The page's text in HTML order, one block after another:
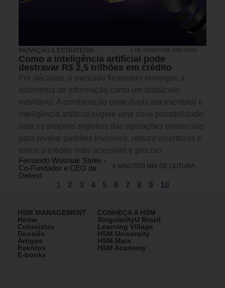
INOVAÇÃO & ESTRATÉGIA 2 DE AGOSTO DE 2026 08H00
Como a inteligência artificial pode
destravar R$ 2,5 trilhões em crédito
Por décadas, o mercado financeiro enxergou a
assimetria de informação como um obstáculo
inevitável. A combinação entre duplicata escritural e
inteligência artificial sugere uma nova possibilidade:
usar os próprios registros das operações comerciais
para revelar padrões invisíveis, reduzir incertezas e
tornar o crédito mais acessível e preciso.
Fernando Wosniak Steler -
Co-Fundador e CEO da
Delend
4 MINUTOS MIN DE LEITURA
1 2 3 4 5 6 7 8 9 10
HSM MANAGEMENT
Home
Colunistas
Dossiês
Artigos
Eventos
E-books
CONHEÇA A HSM
SingularityU Brazil
Learning Village
HSM University
HSM Mais
HSM Academy